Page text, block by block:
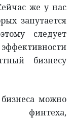
же у нас
запутается
следует
бизнесу
можно
финтеха,